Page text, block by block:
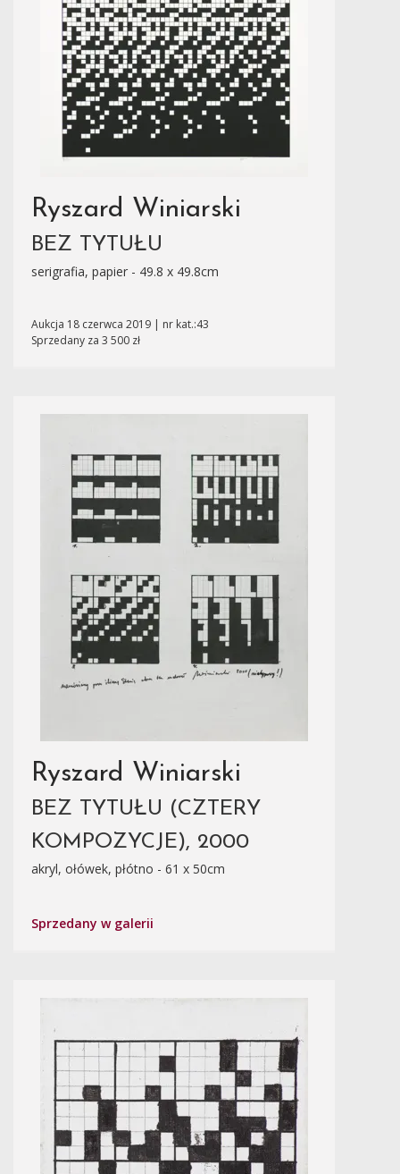
Ryszard Winiarski
BEZ TYTUŁU
serigrafia, papier - 49.8 x 49.8cm
Aukcja 18 czerwca 2019 | nr kat.:43
Sprzedany za 3 500 zł
Ryszard Winiarski
BEZ TYTUŁU (CZTERY
KOMPOZYCJE), 2000
akryl, ołówek, płótno - 61 x 50cm
Sprzedany w galerii